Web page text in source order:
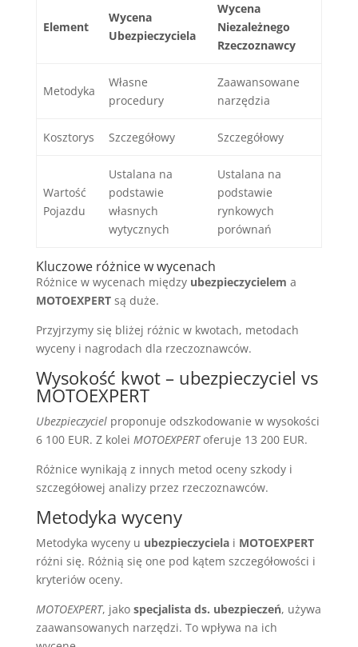
Element
Wycena
Ubezpieczyciela
Wycena
Niezależnego
Rzeczoznawcy
Metodyka
Własne
procedury
Zaawansowane
narzędzia
Kosztorys Szczegółowy Szczegółowy
Wartość
Pojazdu
Ustalana na
podstawie
własnych
wytycznych
Ustalana na
podstawie
rynkowych
porównań
Kluczowe różnice w wycenach
Różnice w wycenach między ubezpieczycielem a
MOTOEXPERTsą duże.
Przyjrzymy się bliżej różnic w kwotach, metodach
wyceny i nagrodach dla rzeczoznawców.
Wysokość kwot – ubezpieczyciel vs
MOTOEXPERT
Ubezpieczycielproponuje odszkodowanie w wysokości
6 100 EUR. Z kolei MOTOEXPERToferuje 13 200 EUR.
Różnice wynikają z innych metod oceny szkody i
szczegółowej analizy przez rzeczoznawców.
Metodyka wyceny
Metodyka wyceny u ubezpieczycielai MOTOEXPERT
różni się. Różnią się one pod kątem szczegółowości i
kryteriów oceny.
MOTOEXPERT, jako specjalista ds. ubezpieczeń, używa
zaawansowanych narzędzi. To wpływa na ich